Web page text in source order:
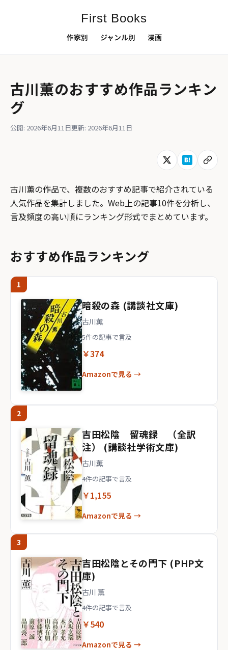
First Books
作家別 ジャンル別 漫画
古川薫のおすすめ作品ランキン
グ
公開: 2026年6月11日更新: 2026年6月11日
古川薫の作品で、複数のおすすめ記事で紹介されている
人気作品を集計しました。Web上の記事10件を分析し、
言及頻度の高い順にランキング形式でまとめています。
おすすめ作品ランキング
1
暗殺の森 (講談社文庫)
古川薫
5件の記事で言及
￥374
Amazonで見る →
2
吉田松陰 留魂録 （全訳
注） (講談社学術文庫)
古川薫
4件の記事で言及
￥1,155
Amazonで見る →
3
吉田松陰とその門下 (PHP文
庫)
古川 薫
4件の記事で言及
￥540
Amazonで見る →